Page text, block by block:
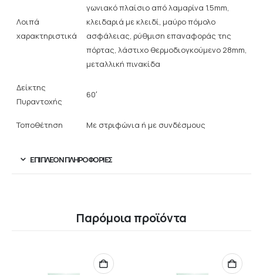
Λοιπά
χαρακτηριστικά
γωνιακό πλαίσιο από λαμαρίνα 1.5mm,
κλειδαριά με κλειδί, μαύρο πόμολο
ασφάλειας, ρύθμιση επαναφοράς της
πόρτας, λάστιχο θερμοδιογκούμενο 28mm,
μεταλλική πινακίδα
Δείκτης
Πυραντοχής
60′
Τοποθέτηση Με στριφώνια ή με συνδέσμους
ΕΠΙΠΛΈΟΝ ΠΛΗΡΟΦΟΡΊΕΣ
Παρόμοια προϊόντα